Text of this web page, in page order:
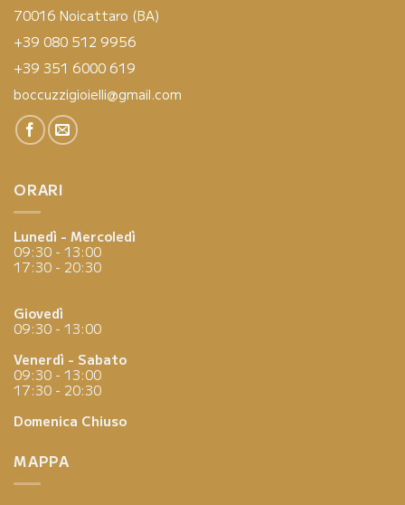
70016 Noicattaro (BA)
+39 080 512 9956
+39 351 6000 619
boccuzzigioielli@gmail.com
ORARI
Lunedì - Mercoledì
09:30 - 13:00
17:30 - 20:30
Giovedì
09:30 - 13:00
Venerdì - Sabato
09:30 - 13:00
17:30 - 20:30
Domenica Chiuso
MAPPA